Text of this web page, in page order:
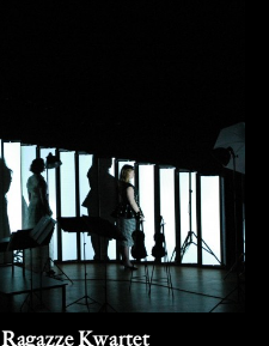
Kwartet